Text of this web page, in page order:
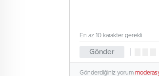
Gönder
En az 10 karakter gerekli
Gönderdiğiniz yorum